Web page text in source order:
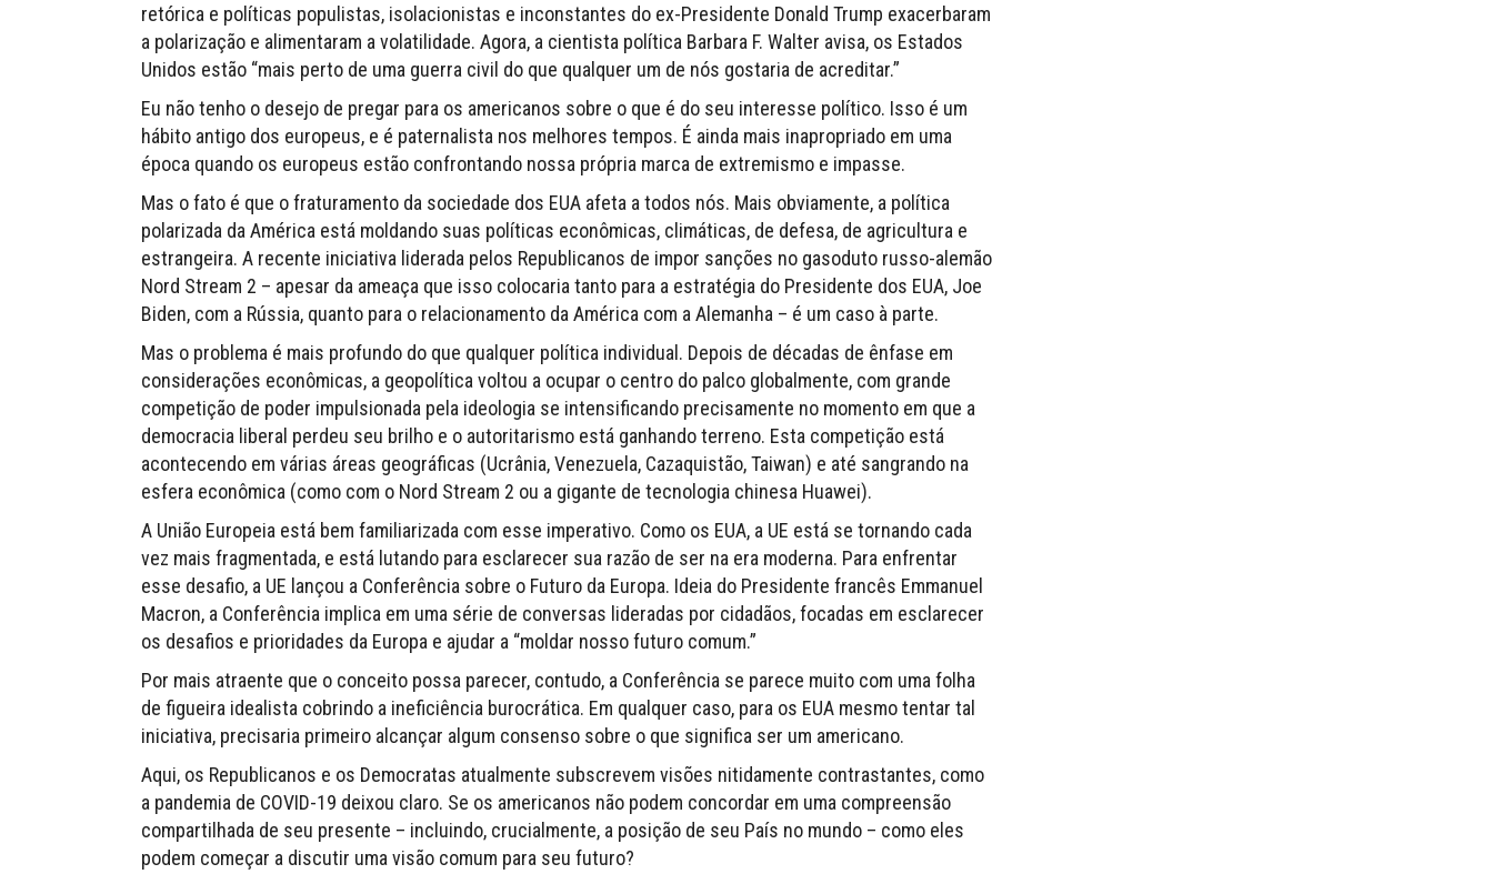
retórica e políticas populistas, isolacionistas e inconstantes do ex-Presidente Donald Trump exacerbaram
a polarização e alimentaram a volatilidade. Agora, a cientista política Barbara F. Walter avisa, os Estados
Unidos estão “mais perto de uma guerra civil do que qualquer um de nós gostaria de acreditar.”
Eu não tenho o desejo de pregar para os americanos sobre o que é do seu interesse político. Isso é um
hábito antigo dos europeus, e é paternalista nos melhores tempos. É ainda mais inapropriado em uma
época quando os europeus estão confrontando nossa própria marca de extremismo e impasse.
Mas o fato é que o fraturamento da sociedade dos EUA afeta a todos nós. Mais obviamente, a política
polarizada da América está moldando suas políticas econômicas, climáticas, de defesa, de agricultura e
estrangeira. A recente iniciativa liderada pelos Republicanos de impor sanções no gasoduto russo-alemão
Nord Stream 2 – apesar da ameaça que isso colocaria tanto para a estratégia do Presidente dos EUA, Joe
Biden, com a Rússia, quanto para o relacionamento da América com a Alemanha – é um caso à parte.
Mas o problema é mais profundo do que qualquer política individual. Depois de décadas de ênfase em
considerações econômicas, a geopolítica voltou a ocupar o centro do palco globalmente, com grande
competição de poder impulsionada pela ideologia se intensificando precisamente no momento em que a
democracia liberal perdeu seu brilho e o autoritarismo está ganhando terreno. Esta competição está
acontecendo em várias áreas geográficas (Ucrânia, Venezuela, Cazaquistão, Taiwan) e até sangrando na
esfera econômica (como com o Nord Stream 2 ou a gigante de tecnologia chinesa Huawei).
A União Europeia está bem familiarizada com esse imperativo. Como os EUA, a UE está se tornando cada
vez mais fragmentada, e está lutando para esclarecer sua razão de ser na era moderna. Para enfrentar
esse desafio, a UE lançou a Conferência sobre o Futuro da Europa. Ideia do Presidente francês Emmanuel
Macron, a Conferência implica em uma série de conversas lideradas por cidadãos, focadas em esclarecer
os desafios e prioridades da Europa e ajudar a “moldar nosso futuro comum.”
Por mais atraente que o conceito possa parecer, contudo, a Conferência se parece muito com uma folha
de figueira idealista cobrindo a ineficiência burocrática. Em qualquer caso, para os EUA mesmo tentar tal
iniciativa, precisaria primeiro alcançar algum consenso sobre o que significa ser um americano.
Aqui, os Republicanos e os Democratas atualmente subscrevem visões nitidamente contrastantes, como
a pandemia de COVID-19 deixou claro. Se os americanos não podem concordar em uma compreensão
compartilhada de seu presente – incluindo, crucialmente, a posição de seu País no mundo – como eles
podem começar a discutir uma visão comum para seu futuro?